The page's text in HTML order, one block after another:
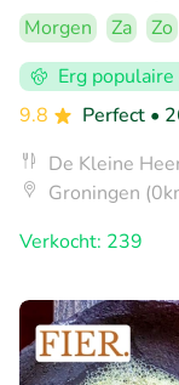
Morgen Za Zo
Erg
9.8
Perfect •
De Kleine
Groningen
Verkocht: 239